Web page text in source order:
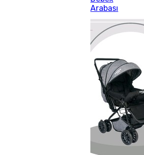
Arabası